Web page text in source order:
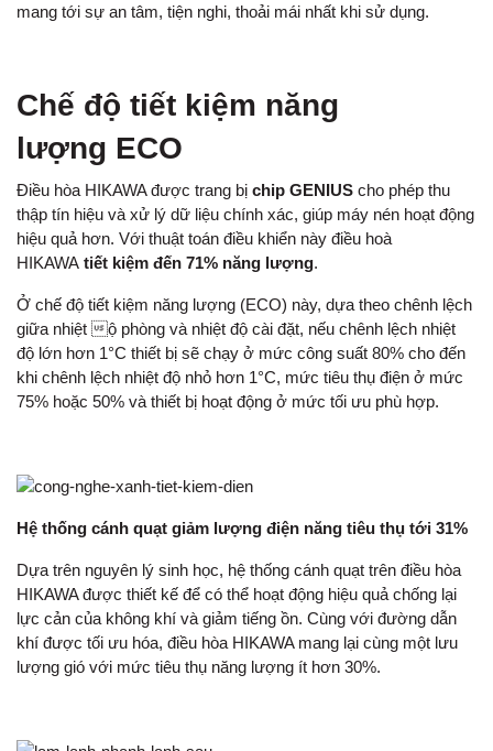
mang tới sự an tâm, tiện nghi, thoải mái nhất khi sử dụng.
Chế độ tiết kiệm năng
lượng ECO
Điều hòa HIKAWA được trang bị chip GENIUS cho phép thu
thập tín hiệu và xử lý dữ liệu chính xác, giúp máy nén hoạt động
hiệu quả hơn. Với thuật toán điều khiển này điều hoà
HIKAWA tiết kiệm đến 71% năng lượng.
Ở chế độ tiết kiệm năng lượng (ECO) này, dựa theo chênh lệch
giữa nhiệt ộ phòng và nhiệt độ cài đặt, nếu chênh lệch nhiệt
độ lớn hơn 1°C thiết bị sẽ chạy ở mức công suất 80% cho đến
khi chênh lệch nhiệt độ nhỏ hơn 1°C, mức tiêu thụ điện ở mức
75% hoặc 50% và thiết bị hoạt động ở mức tối ưu phù hợp.
Hệ thống cánh quạt giảm lượng điện năng tiêu thụ tới 31%
Dựa trên nguyên lý sinh học, hệ thống cánh quạt trên điều hòa
HIKAWA được thiết kế để có thể hoạt động hiệu quả chống lại
lực cản của không khí và giảm tiếng ồn. Cùng với đường dẫn
khí được tối ưu hóa, điều hòa HIKAWA mang lại cùng một lưu
lượng gió với mức tiêu thụ năng lượng ít hơn 30%.